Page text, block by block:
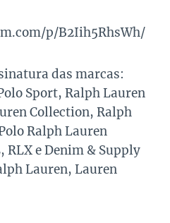
p/B2Iih5RhsWh/
das marcas:
Sport, Ralph Lauren
Collection, Ralph
Ralph Lauren
RLX e Denim & Supply
Lauren, Lauren